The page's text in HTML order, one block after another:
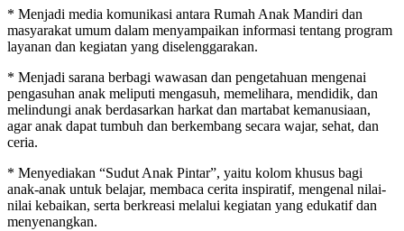
* Menjadi media komunikasi antara Rumah Anak Mandiri dan
masyarakat umum dalam menyampaikan informasi tentang program
layanan dan kegiatan yang diselenggarakan.
* Menjadi sarana berbagi wawasan dan pengetahuan mengenai
pengasuhan anak meliputi mengasuh, memelihara, mendidik, dan
melindungi anak berdasarkan harkat dan martabat kemanusiaan,
agar anak dapat tumbuh dan berkembang secara wajar, sehat, dan
ceria.
* Menyediakan “Sudut Anak Pintar”, yaitu kolom khusus bagi
anak-anak untuk belajar, membaca cerita inspiratif, mengenal nilai-
nilai kebaikan, serta berkreasi melalui kegiatan yang edukatif dan
menyenangkan.